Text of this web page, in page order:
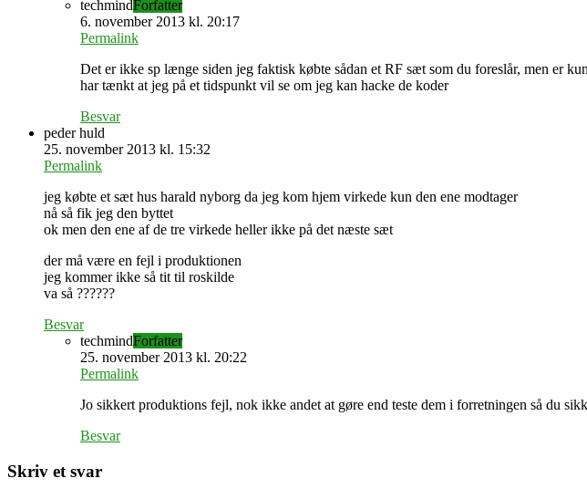
techmindForfatter
6. november 2013 kl. 20:17
Permalink
Det er ikke sp længe siden jeg faktisk købte sådan et RF sæt som du foreslår, men er
har tænkt at jeg på et tidspunkt vil se om jeg kan hacke de koder
Besvar
peder huld
25. november 2013 kl. 15:32
Permalink
jeg købte et sæt hus harald nyborg da jeg kom hjem virkede kun den ene modtager
nå så fik jeg den byttet
ok men den ene af de tre virkede heller ikke på det næste sæt
der må være en fejl i produktionen
jeg kommer ikke så tit til roskilde
va så ??????
Besvar
techmindForfatter
25. november 2013 kl. 20:22
Permalink
Jo sikkert produktions fejl, nok ikke andet at gøre end teste dem i forretningen så du
Besvar
Skriv et svar